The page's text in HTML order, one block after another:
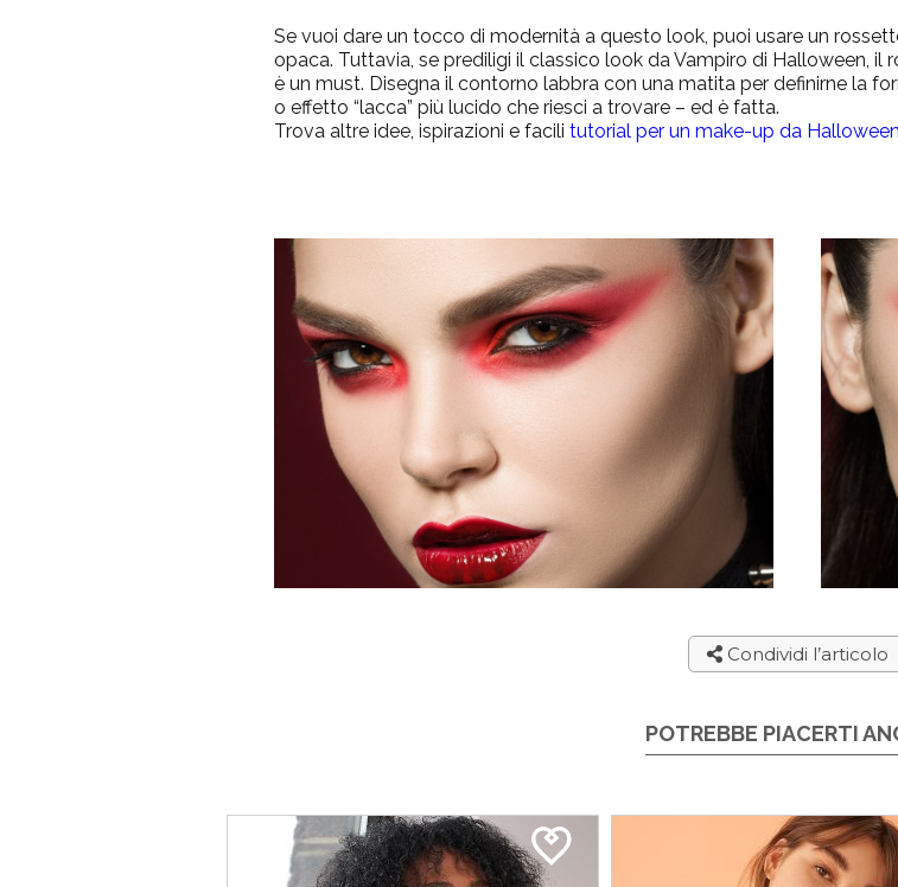
Se vuoi dare un tocco di modernità a questo look, puoi usare un
opaca. Tuttavia, se prediligi il classico look da Vampiro di Halloween,
è un must. Disegna il contorno labbra con una matita per definirne la
o effetto “lacca” più lucido che riesci a trovare – ed è fatta.
Trova altre idee, ispirazioni e facili tutorial per un make-up da Halloween
Condividi l’articolo
POTREBBE PIACERTI